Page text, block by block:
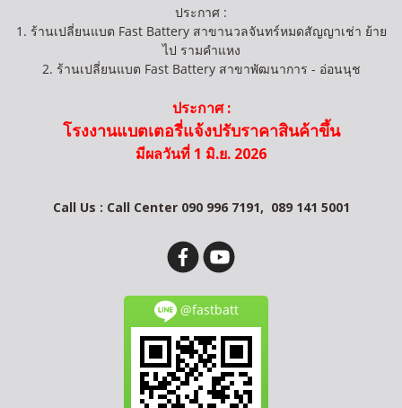
ประกาศ :
1. ร้านเปลี่ยนแบต Fast Battery สาขานวลจันทร์หมดสัญญาเช่า ย้าย
ไป รามคำแหง
2. ร้านเปลี่ยนแบต Fast Battery สาขาพัฒนาการ - อ่อนนุช
ประกาศ :
โรงงานแบตเตอรี่แจ้งปรับราคาสินค้าขึ้น
มีผลวันที่ 1 มิ.ย. 2026
Call Us : Call Center 090 996 7191, 089 141 5001
@fastbatt